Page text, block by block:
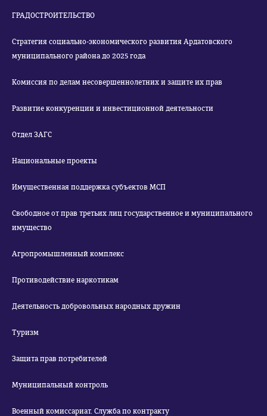
ГРАДОСТРОИТЕЛЬСТВО
Стратегия социально-экономического развития Ардатовского
муниципального района до 2025 года
Комиссия по делам несовершеннолетних и защите их прав
Развитие конкуренции и инвестиционной деятельности
Отдел ЗАГС
Национальные проекты
Имущественная поддержка субъектов МСП
Свободное от прав третьих лиц государственное и муниципального
имущество
Агропромышленный комплекс
Противодействие наркотикам
Деятельность добровольных народных дружин
Туризм
Защита прав потребителей
Муниципальный контроль
Военный комиссариат. Служба по контракту